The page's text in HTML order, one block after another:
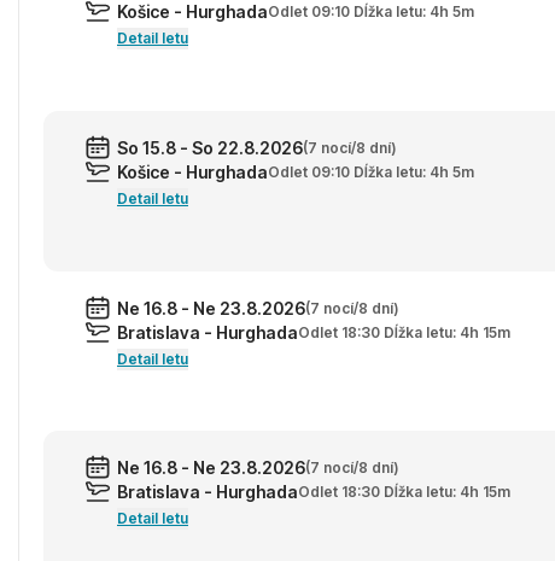
Košice - HurghadaOdlet 09:10 Dĺžka letu: 4h 5m
Detail letu
So 15.8 - So 22.8.2026(7 nocí/8 dní)
Košice - HurghadaOdlet 09:10 Dĺžka letu: 4h 5m
Detail letu
Ne 16.8 - Ne 23.8.2026(7 nocí/8 dní)
Bratislava - HurghadaOdlet 18:30 Dĺžka letu: 4h 15m
Detail letu
Ne 16.8 - Ne 23.8.2026(7 nocí/8 dní)
Bratislava - HurghadaOdlet 18:30 Dĺžka letu: 4h 15m
Detail letu